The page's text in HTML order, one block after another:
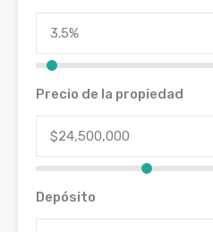
Precio de la propiedad
Depósito